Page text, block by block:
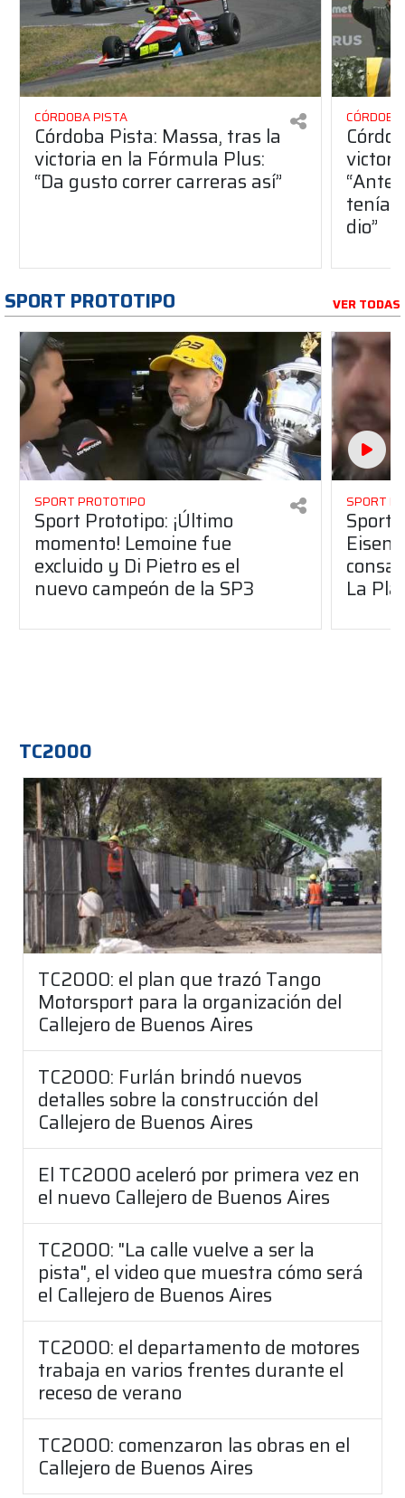
CÓRDOBA PISTA
Córdoba Pista: Massa, tras la
victoria en la Fórmula Plus:
“Da gusto correr carreras así”
dio”
SPORT PROTOTIPO VER TODAS
SPORT PROTOTIPO
Sport Prototipo: ¡Último
momento! Lemoine fue
excluido y Di Pietro es el
nuevo campeón de la SP3
SPORT
Sport
La
TC2000
TC2000: el plan que trazó Tango
Motorsport para la organización del
Callejero de Buenos Aires
TC2000: Furlán brindó nuevos
detalles sobre la construcción del
Callejero de Buenos Aires
El TC2000 aceleró por primera vez en
el nuevo Callejero de Buenos Aires
TC2000: "La calle vuelve a ser la
pista", el video que muestra cómo será
el Callejero de Buenos Aires
TC2000: el departamento de motores
trabaja en varios frentes durante el
receso de verano
TC2000: comenzaron las obras en el
Callejero de Buenos Aires